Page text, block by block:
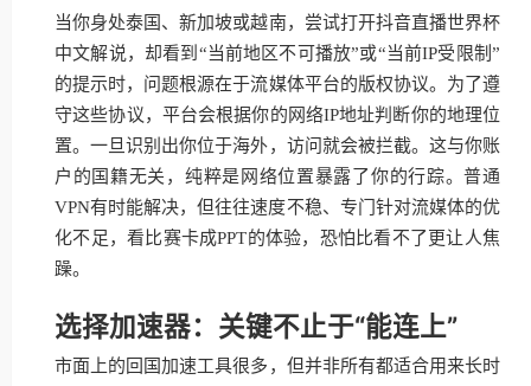
当你身处泰国、新加坡或越南，尝试打开抖音直播世界杯
中文解说，却看到“当前地区不可播放”或“当前IP受限制”
的提示时，问题根源在于流媒体平台的版权协议。为了遵
守这些协议，平台会根据你的网络IP地址判断你的地理位
置。一旦识别出你位于海外，访问就会被拦截。这与你账
户的国籍无关，纯粹是网络位置暴露了你的行踪。普通
VPN有时能解决，但往往速度不稳、专门针对流媒体的优
化不足，看比赛卡成PPT的体验，恐怕比看不了更让人焦
躁。
选择加速器：关键不止于“能连上”
市面上的回国加速工具很多，但并非所有都适合用来长时